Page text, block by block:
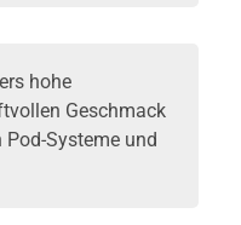
hohe
Geschmack
Systeme und